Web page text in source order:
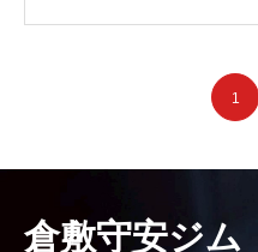
1
倉敷守安ジム